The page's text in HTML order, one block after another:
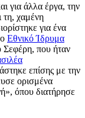
για άλλα έργα, την
τη, χαμένη
για ένα
Εθνικό Ίδρυμα
Σεφέρη, που ήταν
επίσης με την
ορισμένα
όπου διατήρησε